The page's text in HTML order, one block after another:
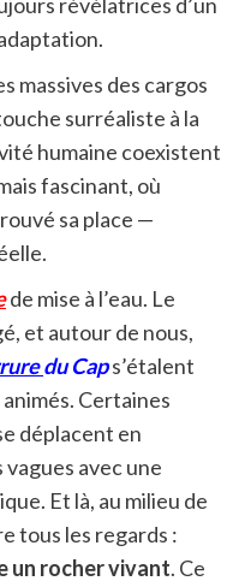
massives des cargos
surréaliste à la
humaine coexistent
fascinant, où
sa place —
de mise à l’eau. Le
et autour de nous,
du Caps’étalent
Certaines
déplacent en
avec une
Et là, au milieu de
tous les regards :
un rocher vivant. Ce